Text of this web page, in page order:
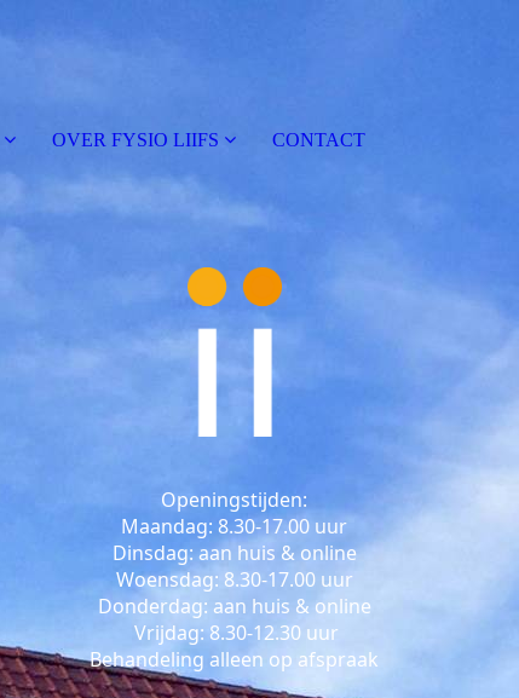
OVER FYSIO LIIFS CONTACT
Openingstijden:
Maandag: 8.30-17.00 uur
Dinsdag: aan huis & online
Woensdag: 8.30-17.00 uur
Donderdag: aan huis & online
Vrijdag: 8.30-12.30 uur
Behandeling alleen op afspraak